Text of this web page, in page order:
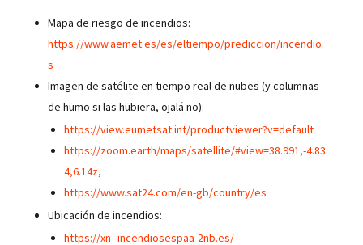
Mapa de riesgo de incendios:
https://www.aemet.es/es/eltiempo/prediccion/incendio
s
Imagen de satélite en tiempo real de nubes (y columnas
de humo si las hubiera, ojalá no):
https://view.eumetsat.int/productviewer?v=default
https://zoom.earth/maps/satellite/#view=38.991,-4.83
4,6.14z,
https://www.sat24.com/en-gb/country/es
Ubicación de incendios:
https://xn--incendiosespaa-2nb.es/